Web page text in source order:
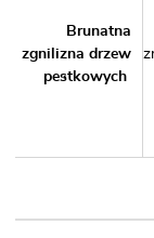
Brunatna
zgnilizna drzew
pestkowych